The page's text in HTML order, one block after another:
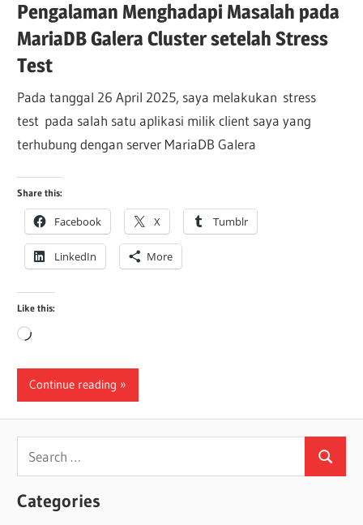
Pengalaman Menghadapi Masalah pada
MariaDB Galera Cluster setelah Stress
Test
Pada tanggal 26 April 2025, saya melakukan stress
test pada salah satu aplikasi milik client saya yang
terhubung dengan server MariaDB Galera
Share this:
Facebook X Tumblr
LinkedIn More
Like this:
Loading…
Continue reading
Search
for:
Search
Categories